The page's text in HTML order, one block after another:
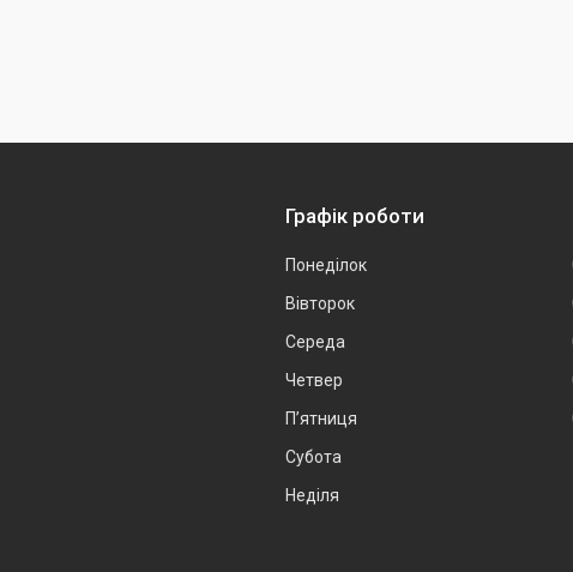
Графік роботи
Понеділок
Вівторок
Середа
Четвер
Пʼятниця
Субота
Неділя